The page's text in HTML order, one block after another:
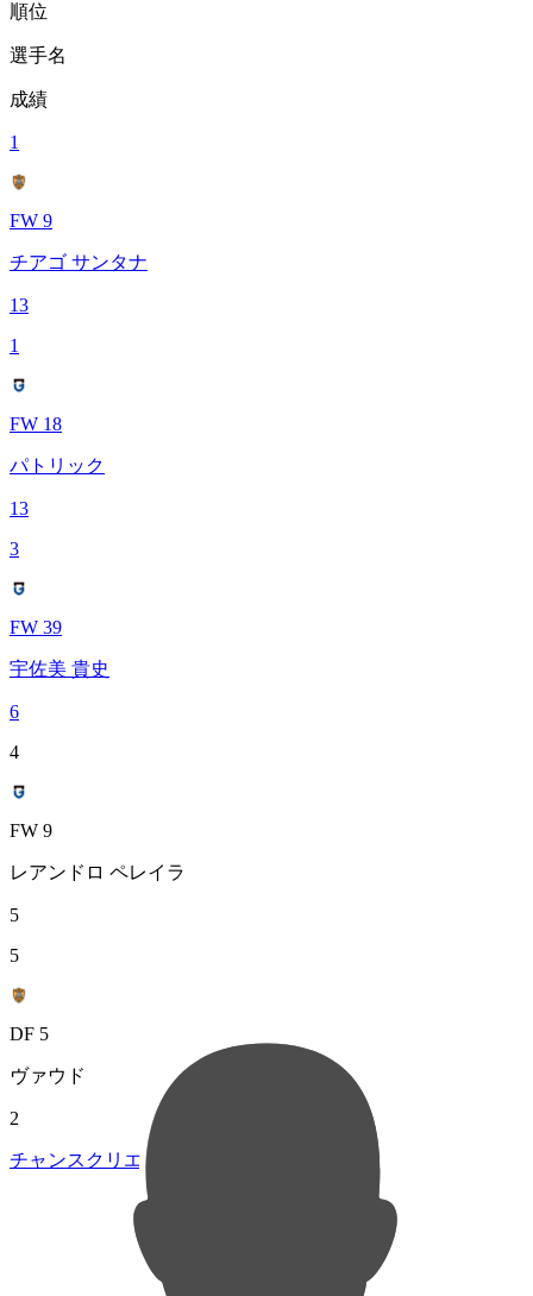
順位
選手名
成績
1
FW 9
チアゴ サンタナ
13
1
FW 18
パトリック
13
3
FW 39
宇佐美 貴史
6
4
FW 9
レアンドロ ペレイラ
5
5
DF 5
ヴァウド
2
チャンスクリエイト総数